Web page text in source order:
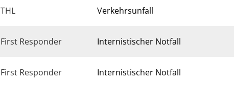
THL Verkehrsunfall
First Responder Internistischer Notfall
First Responder Internistischer Notfall